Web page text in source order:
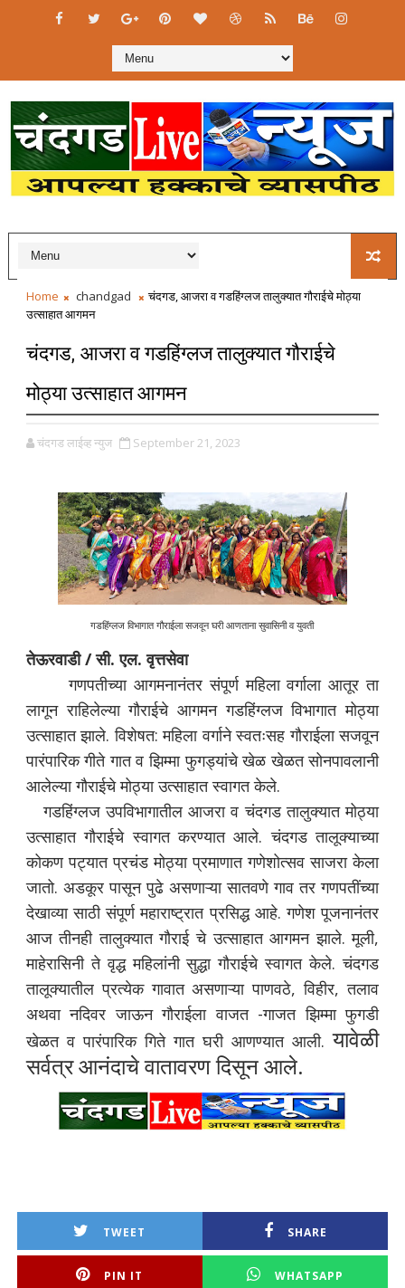
Home chandgad
चंदगड, आजरा व गडहिंग्लज तालुक्यात गौराईचे मोठ्या
उत्साहात आगमन
चंदगड, आजरा व गडहिंग्लज तालुक्यात गौराईचे
मोठ्या उत्साहात आगमन
चंदगड लाईव्ह न्युज September 21, 2023
गडहिंग्लज विभागात गौराईला सजवून घरी आणताना सुवासिनी व युवती
तेऊरवाडी / सी. एल. वृत्तसेवा
गणपतीच्या आगमनानंतर संपूर्ण महिला वर्गाला आतूर ता
लागून राहिलेल्या गौराईचे आगमन गडहिंग्लज विभागात मोठ्या
उत्साहात झाले. विशेषत: महिला वर्गाने स्वतःसह गौराईला सजवून
पारंपारिक गीते गात व झिम्मा फुगड्यांचे खेळ खेळत सोनपावलानी
आलेल्या गौराईचे मोठ्या उत्साहात स्वागत केले.
गडहिंग्लज उपविभागातील आजरा व चंदगड तालुक्यात मोठ्या
उत्साहात गौराईचे स्वागत करण्यात आले. चंदगड तालूक्याच्या
कोकण पट्यात प्रचंड मोठ्या प्रमाणात गणेशोत्सव साजरा केला
जातो. अडकूर पासून पुढे असणाऱ्या सातवणे गाव तर गणपतींच्या
देखाव्या साठी संपूर्ण महाराष्ट्रात प्रसिद्ध आहे. गणेश पूजनानंतर
आज तीनही तालुक्यात गौराई चे उत्साहात आगमन झाले. मूली,
माहेरासिनी ते वृद्ध महिलांनी सुद्धा गौराईचे स्वागत केले. चंदगड
तालूक्यातील प्रत्येक गावात असणाऱ्या पाणवठे, विहीर, तलाव
अथवा नदिवर जाऊन गौराईला वाजत -गाजत झिम्मा फुगडी
खेळत व पारंपारिक गिते गात घरी आणण्यात आली.यावेळी
सर्वत्र आनंदाचे वातावरण दिसून आले.
TWEET SHARE
PIN IT WHATSAPP